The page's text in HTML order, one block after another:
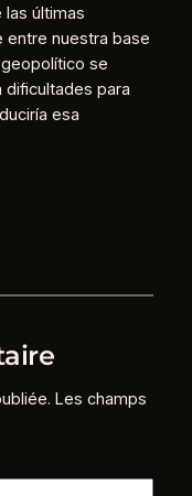
las últimas
entre nuestra base
se
dificultades para
esa
Les champs